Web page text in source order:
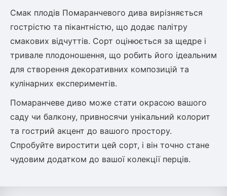
Кизил
Багаторічні рослини
Молодило (Кам'яні троянди)
М'ята
Лаванда
Бамбук
Очиток (седум)
Вівсяниця
Барвінок
Чемерник (морозник)
Смак плодів Помаранчевого дива вирізняється
гострістю та пікантністю, що додає палітру
смакових відчуттів. Сорт оцінюється за щедре і
тривале плодоношення, що робить його ідеальним
для створення декоративних композицій та
кулінарних експериментів.
Помаранчеве диво може стати окрасою вашого
саду чи балкону, привносячи унікальний колорит
та гострий акцент до вашого простору.
Спробуйте виростити цей сорт, і він точно стане
чудовим додатком до вашої колекції перців.